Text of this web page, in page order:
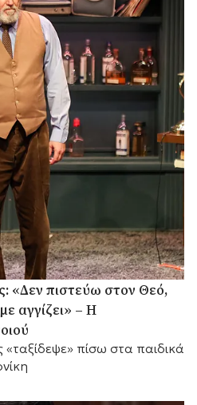
«Δεν πιστεύω στον Θεό,
αγγίζει» – Η
πίσω στα παιδικά